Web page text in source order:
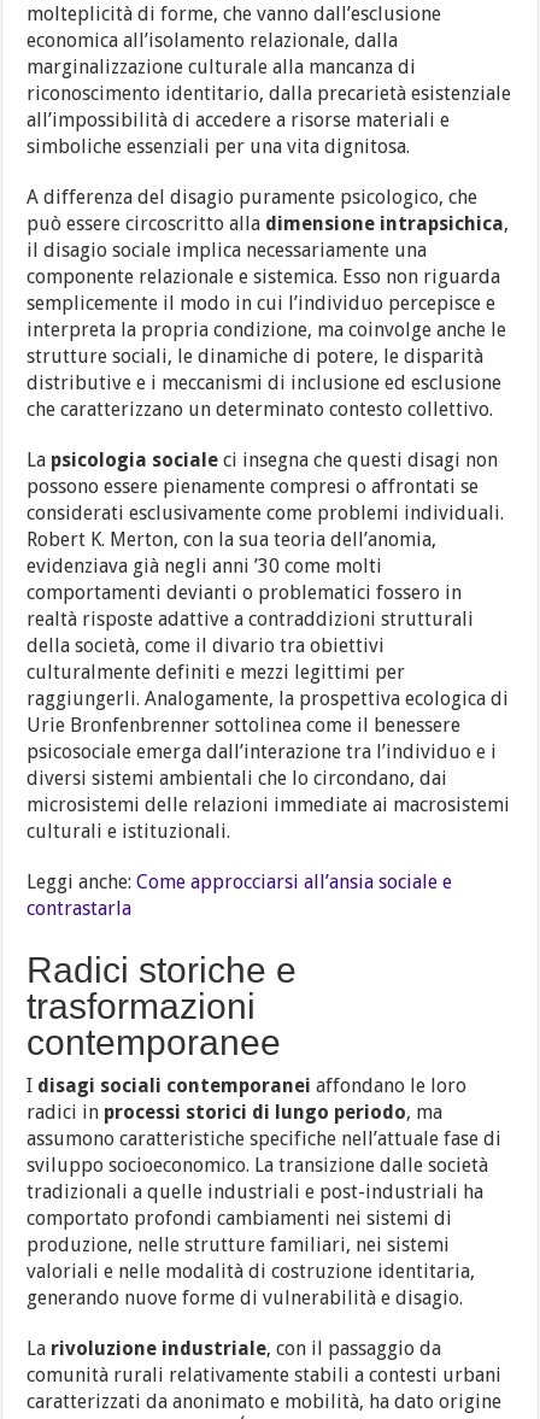
molteplicità di forme, che vanno dall’esclusione
economica all’isolamento relazionale, dalla
marginalizzazione culturale alla mancanza di
riconoscimento identitario, dalla precarietà esistenziale
all’impossibilità di accedere a risorse materiali e
simboliche essenziali per una vita dignitosa.
A differenza del disagio puramente psicologico, che
può essere circoscritto alla dimensione intrapsichica,
il disagio sociale implica necessariamente una
componente relazionale e sistemica. Esso non riguarda
semplicemente il modo in cui l’individuo percepisce e
interpreta la propria condizione, ma coinvolge anche le
strutture sociali, le dinamiche di potere, le disparità
distributive e i meccanismi di inclusione ed esclusione
che caratterizzano un determinato contesto collettivo.
La psicologia sociale ci insegna che questi disagi non
possono essere pienamente compresi o affrontati se
considerati esclusivamente come problemi individuali.
Robert K. Merton, con la sua teoria dell’anomia,
evidenziava già negli anni ’30 come molti
comportamenti devianti o problematici fossero in
realtà risposte adattive a contraddizioni strutturali
della società, come il divario tra obiettivi
culturalmente definiti e mezzi legittimi per
raggiungerli. Analogamente, la prospettiva ecologica di
Urie Bronfenbrenner sottolinea come il benessere
psicosociale emerga dall’interazione tra l’individuo e i
diversi sistemi ambientali che lo circondano, dai
microsistemi delle relazioni immediate ai macrosistemi
culturali e istituzionali.
Leggi anche:Come approcciarsi all’ansia sociale e
contrastarla
Radici storiche e
trasformazioni
contemporanee
I disagi sociali contemporanei affondano le loro
radici in processi storici di lungo periodo, ma
assumono caratteristiche specifiche nell’attuale fase di
sviluppo socioeconomico. La transizione dalle società
tradizionali a quelle industriali e post-industriali ha
comportato profondi cambiamenti nei sistemi di
produzione, nelle strutture familiari, nei sistemi
valoriali e nelle modalità di costruzione identitaria,
generando nuove forme di vulnerabilità e disagio.
La rivoluzione industriale, con il passaggio da
comunità rurali relativamente stabili a contesti urbani
caratterizzati da anonimato e mobilità, ha dato origine